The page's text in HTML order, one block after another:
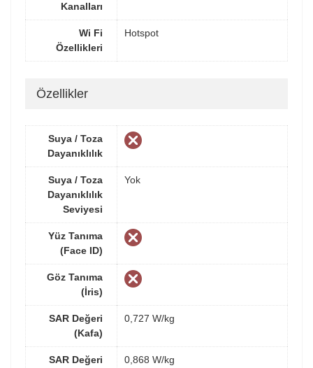
Kanalları
Wi Fi
Özellikleri
Hotspot
Özellikler
Suya / Toza
Dayanıklılık
Suya / Toza
Dayanıklılık
Seviyesi
Yok
Yüz Tanıma
(Face ID)
Göz Tanıma
(İris)
SAR Değeri
(Kafa)
0,727 W/kg
SAR Değeri
0,868 W/kg